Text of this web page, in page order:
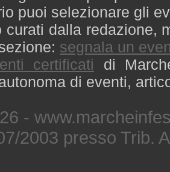
puoi selezionare gli
curati dalla redazione,
segnala un
certificati di
di eventi,
-
2003 presso Trib.